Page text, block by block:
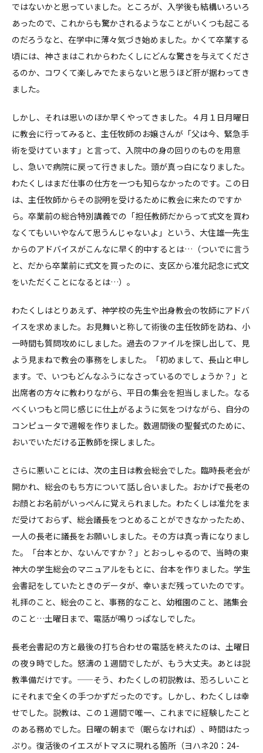
ではないかと思っていました。ところが、入学後も結構いろいろ
あったので、これからも驚かされるようなことがいくつも起こる
のだろうなと、在学中に薄々気づき始めました。かくて卒業する
頃には、神さまはこれからわたくしにどんな驚きを与えてくださ
るのか、コワくて楽しみでたまらないと思うほど肝が据わってき
ました。
しかし、それは思いのほか早くやってきました。４月１日月曜日
に教会に行ってみると、主任牧師のお嬢さんが「父は今、緊急手
術を受けています」と言って、入院中の身の回りのものを用意
し、急いで病院に戻って行きました。頭が真っ白になりました。
わたくしはまだ仕事の仕方を一つも知らなかったのです。この日
は、主任牧師からその説明を受けるために教会に来たのですか
ら。卒業前の総合特別講義での「担任教師だからって式文を買わ
なくてもいいやなんて思うんじゃないよ」という、大住雄一先生
からのアドバイスがこんなに早く的中するとは…（ついでに言う
と、だから卒業前に式文を買ったのに、支区から准允記念に式文
をいただくことになるとは…）。
わたくしはとりあえず、神学校の先生や出身教会の牧師にアドバ
イスを求めました。お見舞いと称して術後の主任牧師を訪ね、小
一時間も質問攻めにしました。過去のファイルを探し出して、見
よう見まねで教会の事務をしました。「初めまして、長山と申し
ます。で、いつもどんなふうになさっているのでしょうか？」と
出席者の方々に教わりながら、平日の集会を担当しました。なる
べくいつもと同じ感じに仕上がるように気をつけながら、自分の
コンピュータで週報を作りました。数週間後の聖餐式のために、
おいでいただける正教師を探しました。
さらに悪いことには、次の主日は教会総会でした。臨時長老会が
開かれ、総会のもち方について話し合いました。おかげで長老の
お顔とお名前がいっぺんに覚えられました。わたくしは准允をま
だ受けておらず、総会議長をつとめることができなかったため、
一人の長老に議長をお願いしました。その方は真っ青になりまし
た。「台本とか、ないんですか？」とおっしゃるので、当時の東
神大の学生総会のマニュアルをもとに、台本を作りました。学生
会書記をしていたときのデータが、幸いまだ残っていたのです。
礼拝のこと、総会のこと、事務的なこと、幼稚園のこと、諸集会
のこと…土曜日まで、電話が鳴りっぱなしでした。
長老会書記の方と最後の打ち合わせの電話を終えたのは、土曜日
の夜９時でした。怒濤の１週間でしたが、もう大丈夫。あとは説
教準備だけです。——そう、わたくしの初説教は、恐ろしいこと
にそれまで全くの手つかずだったのです。しかし、わたくしは幸
せでした。説教は、この１週間で唯一、これまでに経験したこと
のある務めでした。日曜の朝まで（眠らなければ）、時間はたっ
ぷり。復活後のイエスがトマスに現れる箇所（ヨハネ20：24-